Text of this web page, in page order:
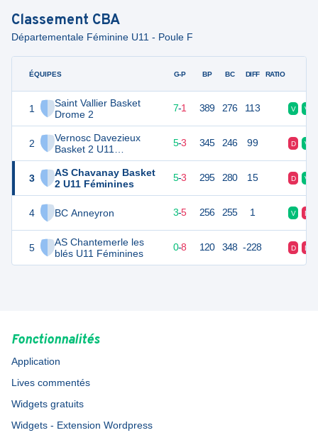
Classement CBA
Départementale Féminine U11 - Poule F
ÉQUIPES
1
Saint Vallier Basket
Drome 2
2
Vernosc Davezieux
Basket 2 U11
Féminines
3
AS Chavanay Basket
2 U11 Féminines
4 BC Anneyron
5
AS Chantemerle les
blés U11 Féminines
G-P BP BC DIFF RATIO
15 7-1 389 276 113 V V
13 5-3 345 246 99 D V
13 8 5-3 295 280 15 D V
3-5 256 255 1 V D
8 0-8 120 348 -228 D D
Fonctionnalités
Application
Lives commentés
Widgets gratuits
Widgets - Extension Wordpress